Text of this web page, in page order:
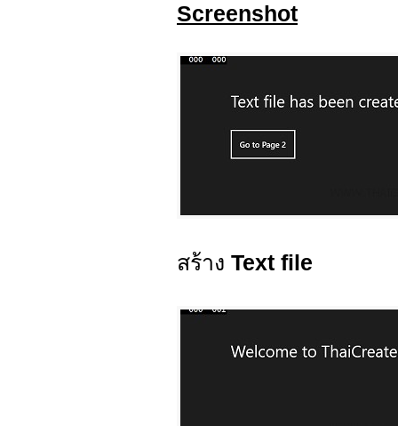
Screenshot
สร้าง Text file